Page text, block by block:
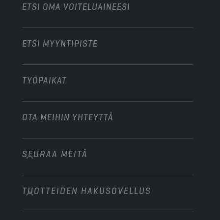
Moottoripyörät ja mönkijät
Teollisuuskoneet
Veneet
Raskas kalusto
ETSI OMA VOITELUAINEESI
ETSI MYYNTIPISTE
TYÖPAIKAT
OTA MEIHIN YHTEYTTÄ
info@championlubes.com
+32 3 870 00 20
Georges Gilliotstraat, 52 2620 Hemiksem
SEURAA MEITÄ
TUOTTEIDEN HAKUSOVELLUS